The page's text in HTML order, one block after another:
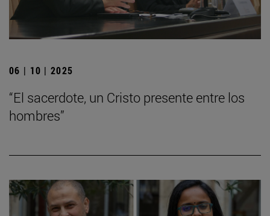
06 | 10 | 2025
“El sacerdote, un Cristo presente entre los
hombres”